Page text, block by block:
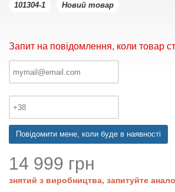
101304-1
Новий товар
Запит на повідомлення, коли товар
Повідомити мене, коли буде в наявності
14 999 грн
знятий з виробництва, запитуйте